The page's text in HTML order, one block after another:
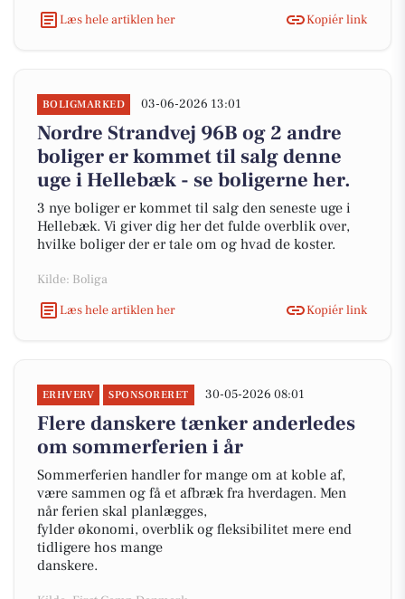
Læs hele artiklen her
Kopiér link
BOLIGMARKED 03-06-2026 13:01
Nordre Strandvej 96B og 2 andre
boliger er kommet til salg denne
uge i Hellebæk - se boligerne her.
3 nye boliger er kommet til salg den seneste uge i
Hellebæk. Vi giver dig her det fulde overblik over,
hvilke boliger der er tale om og hvad de koster.
Kilde: Boliga
Læs hele artiklen her
Kopiér link
ERHVERV SPONSORERET 30-05-2026 08:01
Flere danskere tænker anderledes
om sommerferien i år
Sommerferien handler for mange om at koble af,
være sammen og få et afbræk fra hverdagen. Men
når ferien skal planlægges,
fylder økonomi, overblik og fleksibilitet mere end
tidligere hos mange
danskere.